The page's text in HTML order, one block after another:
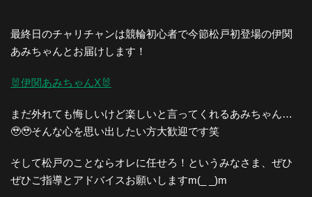
最終日のチャリチャンは競輪初心者で今節松戸初登場の伊関
あみちゃんとお届けします！
🐰伊関あみちゃんX🐰
まだ外れても悔しいけど楽しいと言ってくれるあみちゃん…
🥹🥹そんな心を思い出したい方大歓迎です笑
そして松戸のことならオレに任せろ！というみなさま、ぜひ
ぜひご指導とアドバイスお願いしますm(_ _)m